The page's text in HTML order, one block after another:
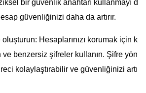
bir güvenlik anahtarı kullanmayı d
güvenliğinizi daha da artırır.
Hesaplarınızı korumak için k
ve benzersiz şifreler kullanın. Şifre yön
kolaylaştırabilir ve güvenliğinizi artı